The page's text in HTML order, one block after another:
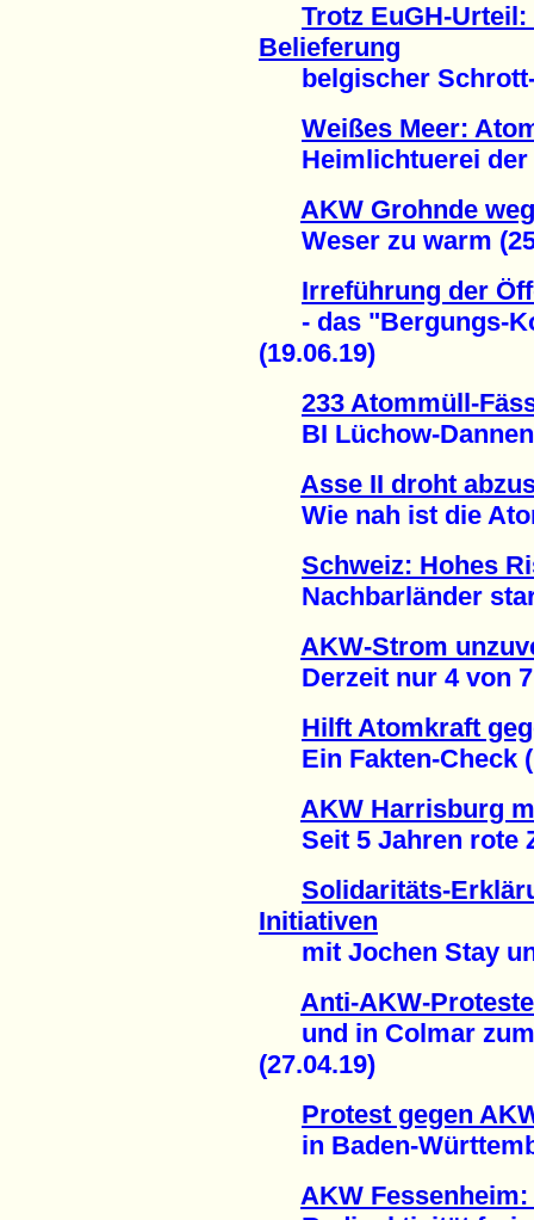
Trotz EuGH-
Belieferung
belgischer Schrott-
Weißes Meer:
Heimlichtuerei der
AKW Grohnde
Weser zu warm
Irreführung der
- das "Bergungs-
(19.06.19)
233 Atommüll-
BI Lüchow-
Asse II droht
Wie nah ist die
Schweiz: Hohes
Nachbarländer
AKW-Strom
Derzeit nur 4 von 7
Hilft Atomkraft
Ein Fakten-Check
AKW Harrisburg
Seit 5 Jahren rote
Solidaritäts-
Initiativen
mit Jochen Stay
Anti-AKW-
und in Colmar zum
(27.04.19)
Protest gegen
in Baden-
AKW